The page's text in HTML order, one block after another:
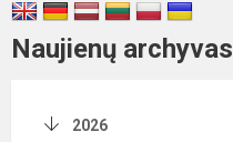
Naujienų archyvas
2026